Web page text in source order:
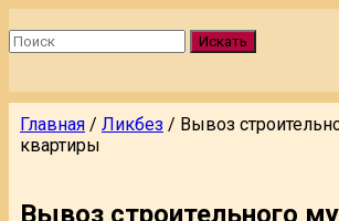
Искать
Главная / Ликбез / Вывоз
квартиры
Вывоз строительного